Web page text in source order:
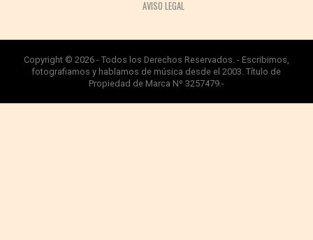
AVISO LEGAL
Copyright © 2026 - Todos los Derechos Reservados. - Escribimos,
fotografiamos y hablamos de música desde el 2003. Título de
Propiedad de Marca Nº 3257479.-